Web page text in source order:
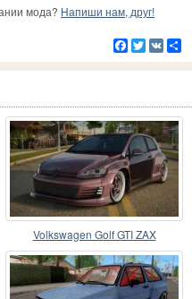
мода? Напиши нам, друг!
Facebook
Twitter
VK
Volkswagen Golf GTI ZAX